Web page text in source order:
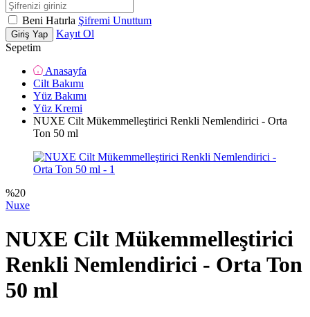
Beni Hatırla Şifremi Unuttum
Giriş Yap
Kayıt Ol
Sepetim
Anasayfa
Cilt Bakımı
Yüz Bakımı
Yüz Kremi
NUXE Cilt Mükemmelleştirici Renkli Nemlendirici - Orta
Ton 50 ml
%20
Nuxe
NUXE Cilt Mükemmelleştirici
Renkli Nemlendirici - Orta Ton
50 ml